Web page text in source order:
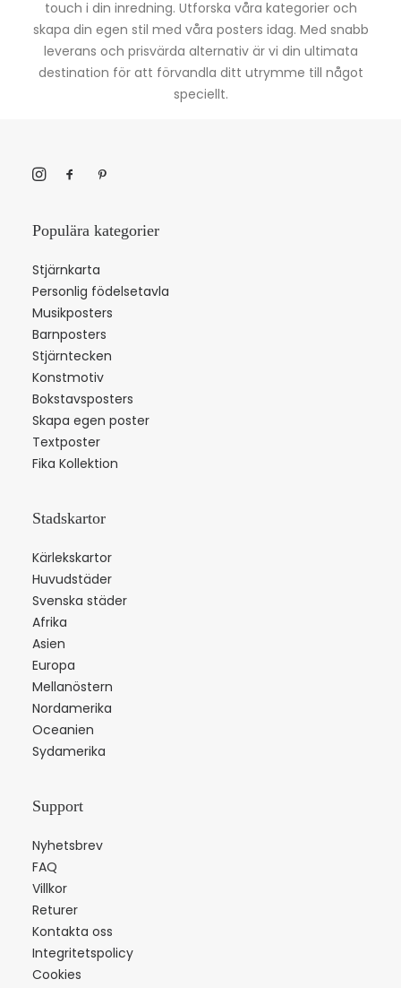
touch i din inredning. Utforska våra kategorier och
skapa din egen stil med våra posters idag. Med snabb
leverans och prisvärda alternativ är vi din ultimata
destination för att förvandla ditt utrymme till något
speciellt.
Populära kategorier
Stjärnkarta
Personlig födelsetavla
Musikposters
Barnposters
Stjärntecken
Konstmotiv
Bokstavsposters
Skapa egen poster
Textposter
Fika Kollektion
Stadskartor
Kärlekskartor
Huvudstäder
Svenska städer
Afrika
Asien
Europa
Mellanöstern
Nordamerika
Oceanien
Sydamerika
Support
Nyhetsbrev
FAQ
Villkor
Returer
Kontakta oss
Integritetspolicy
Cookies